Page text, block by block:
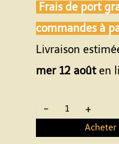
Frais de port
commandes à
Livraison
mer 12 aoûten
- +
Acheter